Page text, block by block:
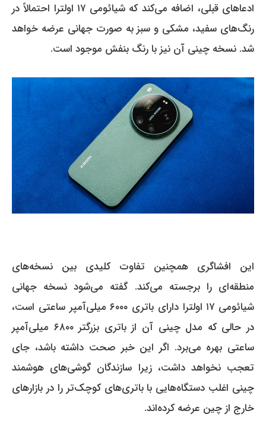
ادعاهای قبلی، اضافه می‌کند که شیائومی ۱۷ اولترا احتمالاً در
رنگ‌های سفید، مشکی و سبز به صورت جهانی عرضه خواهد
شد. نسخه چینی آن نیز با رنگ بنفش موجود است.
این افشاگری همچنین تفاوت کلیدی بین نسخه‌های
منطقه‌ای را برجسته می‌کند. گفته می‌شود نسخه جهانی
شیائومی ۱۷ اولترا دارای باتری ۶۰۰۰ میلی‌آمپر ساعتی است،
در حالی که مدل چینی آن از باتری بزرگتر ۶۸۰۰ میلی‌آمپر
ساعتی بهره می‌برد. اگر این خبر صحت داشته باشد، جای
تعجب نخواهد داشت، زیرا سازندگان گوشی‌های هوشمند
چینی اغلب دستگاه‌هایی با باتری‌های کوچک‌تر را در بازارهای
خارج از چین عرضه کرده‌اند.